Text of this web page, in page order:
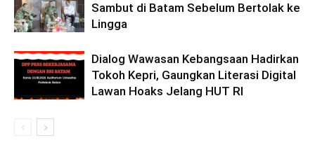
Sambut di Batam Sebelum Bertolak ke
Lingga
Dialog Wawasan Kebangsaan Hadirkan
Tokoh Kepri, Gaungkan Literasi Digital
Lawan Hoaks Jelang HUT RI